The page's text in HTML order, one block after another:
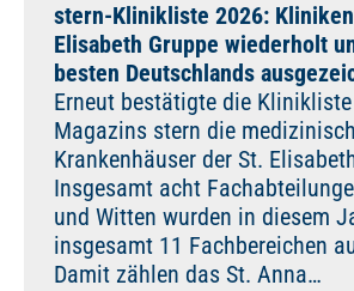
stern-Klinikliste 2026:
Elisabeth Gruppe wiederholt
besten Deutschlands
Erneut bestätigte die
Magazins stern die
Krankenhäuser der St.
Insgesamt acht
und Witten wurden in diesem
insgesamt 11 Fachbereichen
Damit zählen das St. Anna…